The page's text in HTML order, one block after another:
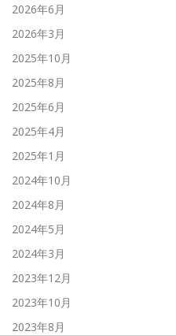
2026年6月
2026年3月
2025年10月
2025年8月
2025年6月
2025年4月
2025年1月
2024年10月
2024年8月
2024年5月
2024年3月
2023年12月
2023年10月
2023年8月